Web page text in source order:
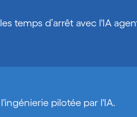
temps d’arrêt avec l'IA
pilotée par l'IA.